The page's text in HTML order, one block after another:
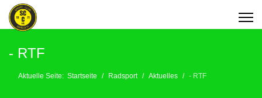
- RTF
Aktuelle Seite: Startseite Radsport Aktuelles - RTF